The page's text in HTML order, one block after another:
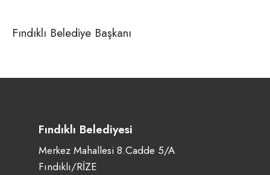
Fındıklı Belediye Başkanı
Fındıklı Belediyesi
Merkez Mahallesi 8.Cadde 5/A
Fındıklı/RİZE